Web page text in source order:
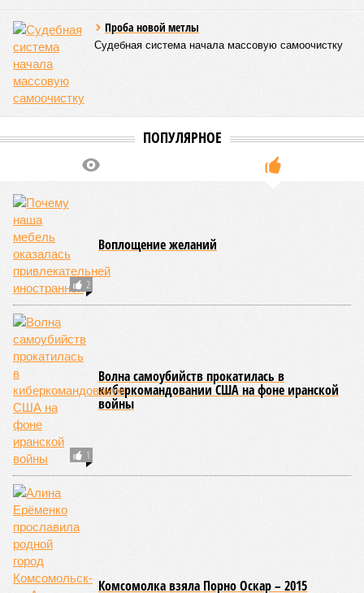
Европу подобные катастрофы никогда не затрагивали,
здесь беды были другими, включая массовый голод и
масштабные эпидемии вроде бубонной чумы (200 млн
погибших) или «испанки» (по разным оценкам, от 17,4 до
100 млн погибших во всём мире).
Когда земля – дыбом
дальнейшем? Авторы энциклопедии A-Z Animals,
глобальных тенденциях, составили свой список
потенциально самых смертоносных стихийных бедствий,
угрожающих человечеству непосредственно сейчас, в XXI
веке.
«Золото» получили землетрясения. К наиболее
сейсмоопасным регионам относится Тихоокеанское
вулканическое огненное кольцо, включающее Индонезию,
Японию и западное побережье Северной и Южной Америки.
Турция, Иран, Индия и Непал также расположены на очень
активных линиях разломов тектонических плит. Не
исключение и центральная часть США – причина в Нью-
Мадридском разломе в штате Миссури. Землетрясения
средней силы – явление, в общем-то, обычное и вполне
сносное, но периодически, раз в несколько столетий,
трясёт так, что мало не покажется никому. К примеру, в
самом конце 2004 года бахнуло близ побережья
индонезийского острова Суматра, а следом пошли
огромные, превышающие высоту 15 метров, волны. Итог –
250 тыс. погибших.
На втором месте в рейтинге A-Z Animals как раз цунами. В
этом плане к уязвимым регионам относятся: побережье
Индийского океана, тихо­океанские побережья Японии и